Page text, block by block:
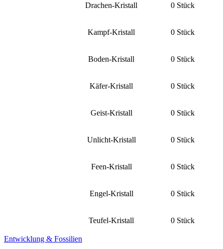
Drachen-Kristall 0 Stück
Kampf-Kristall 0 Stück
Boden-Kristall 0 Stück
Käfer-Kristall 0 Stück
Geist-Kristall 0 Stück
Unlicht-Kristall 0 Stück
Feen-Kristall 0 Stück
Engel-Kristall 0 Stück
Teufel-Kristall 0 Stück
Entwicklung & Fossilien